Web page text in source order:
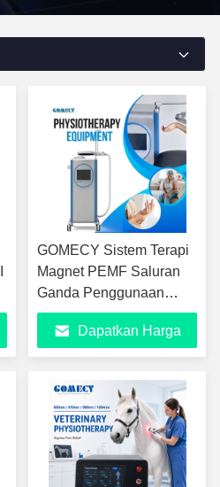
GOMECY Sistem Terapi
Magnet PEMF Saluran
Ganda Penggunaan
Manusia dan Hewan
Mesin Rehabilitasi
Pereda Nyeri
Dapatkan Harga